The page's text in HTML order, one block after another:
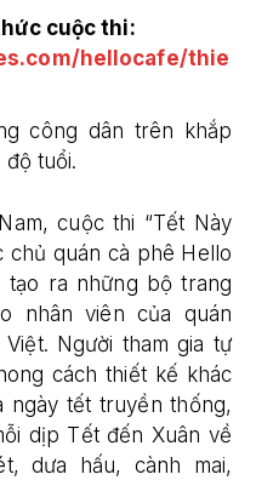
cuộc thi:
hellocafe/thie
công dân trên khắp
độ tuổi.
cuộc thi “Tết Này
chủ quán cà phê Hello
tạo ra những bộ trang
nhân viên của quán
Người tham gia tự
cách thiết kế khác
ngày tết truyền thống,
dịp Tết đến Xuân về
dưa hấu, cành mai,